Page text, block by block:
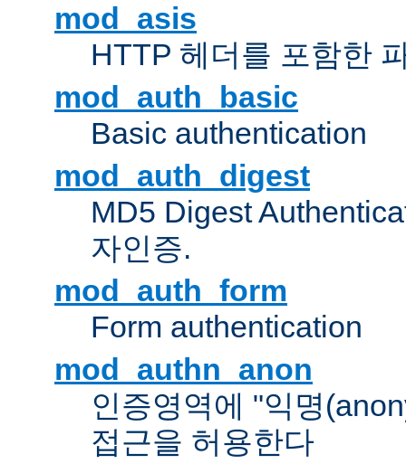
mod_asis
HTTP 헤더를 포함한
mod_auth_basic
Basic authentication
mod_auth_digest
MD5 Digest
자인증.
mod_auth_form
Form authentication
mod_authn_anon
인증영역에 "익명
접근을 허용한다